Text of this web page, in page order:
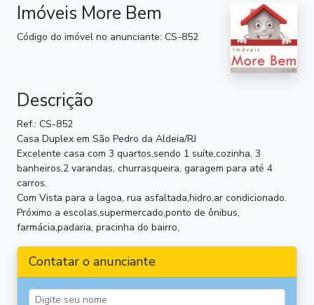
Imóveis More Bem
Código do imóvel no anunciante: CS-852
Descrição
Ref.: CS-852
Casa Duplex em São Pedro da Aldeia/RJ
Excelente casa com 3 quartos,sendo 1 suíte,cozinha, 3
banheiros,2 varandas, churrasqueira, garagem para até 4
carros.
Com Vista para a lagoa, rua asfaltada,hidro,ar condicionado.
Próximo a escolas,supermercado,ponto de ônibus,
farmácia,padaria, pracinha do bairro,
Contatar o anunciante